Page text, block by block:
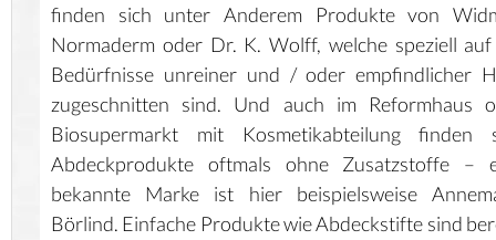
finden sich unter Anderem Produkte von
Normaderm oder Dr. K. Wolff, welche speziell
Bedürfnisse unreiner und / oder empfindlicher
zugeschnitten sind. Und auch im Reformhaus
Biosupermarkt mit Kosmetikabteilung finden
Abdeckprodukte oftmals ohne Zusatzstoffe –
bekannte Marke ist hier beispielsweise
Börlind. Einfache Produkte wie Abdeckstifte sind